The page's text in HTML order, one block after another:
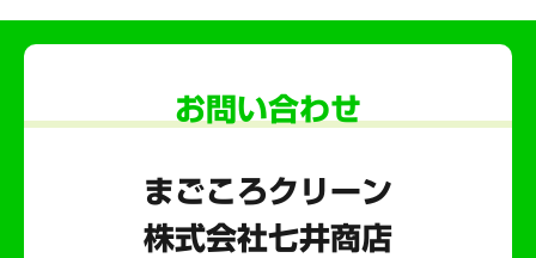
お問い合わせ
まごころクリーン
株式会社七井商店